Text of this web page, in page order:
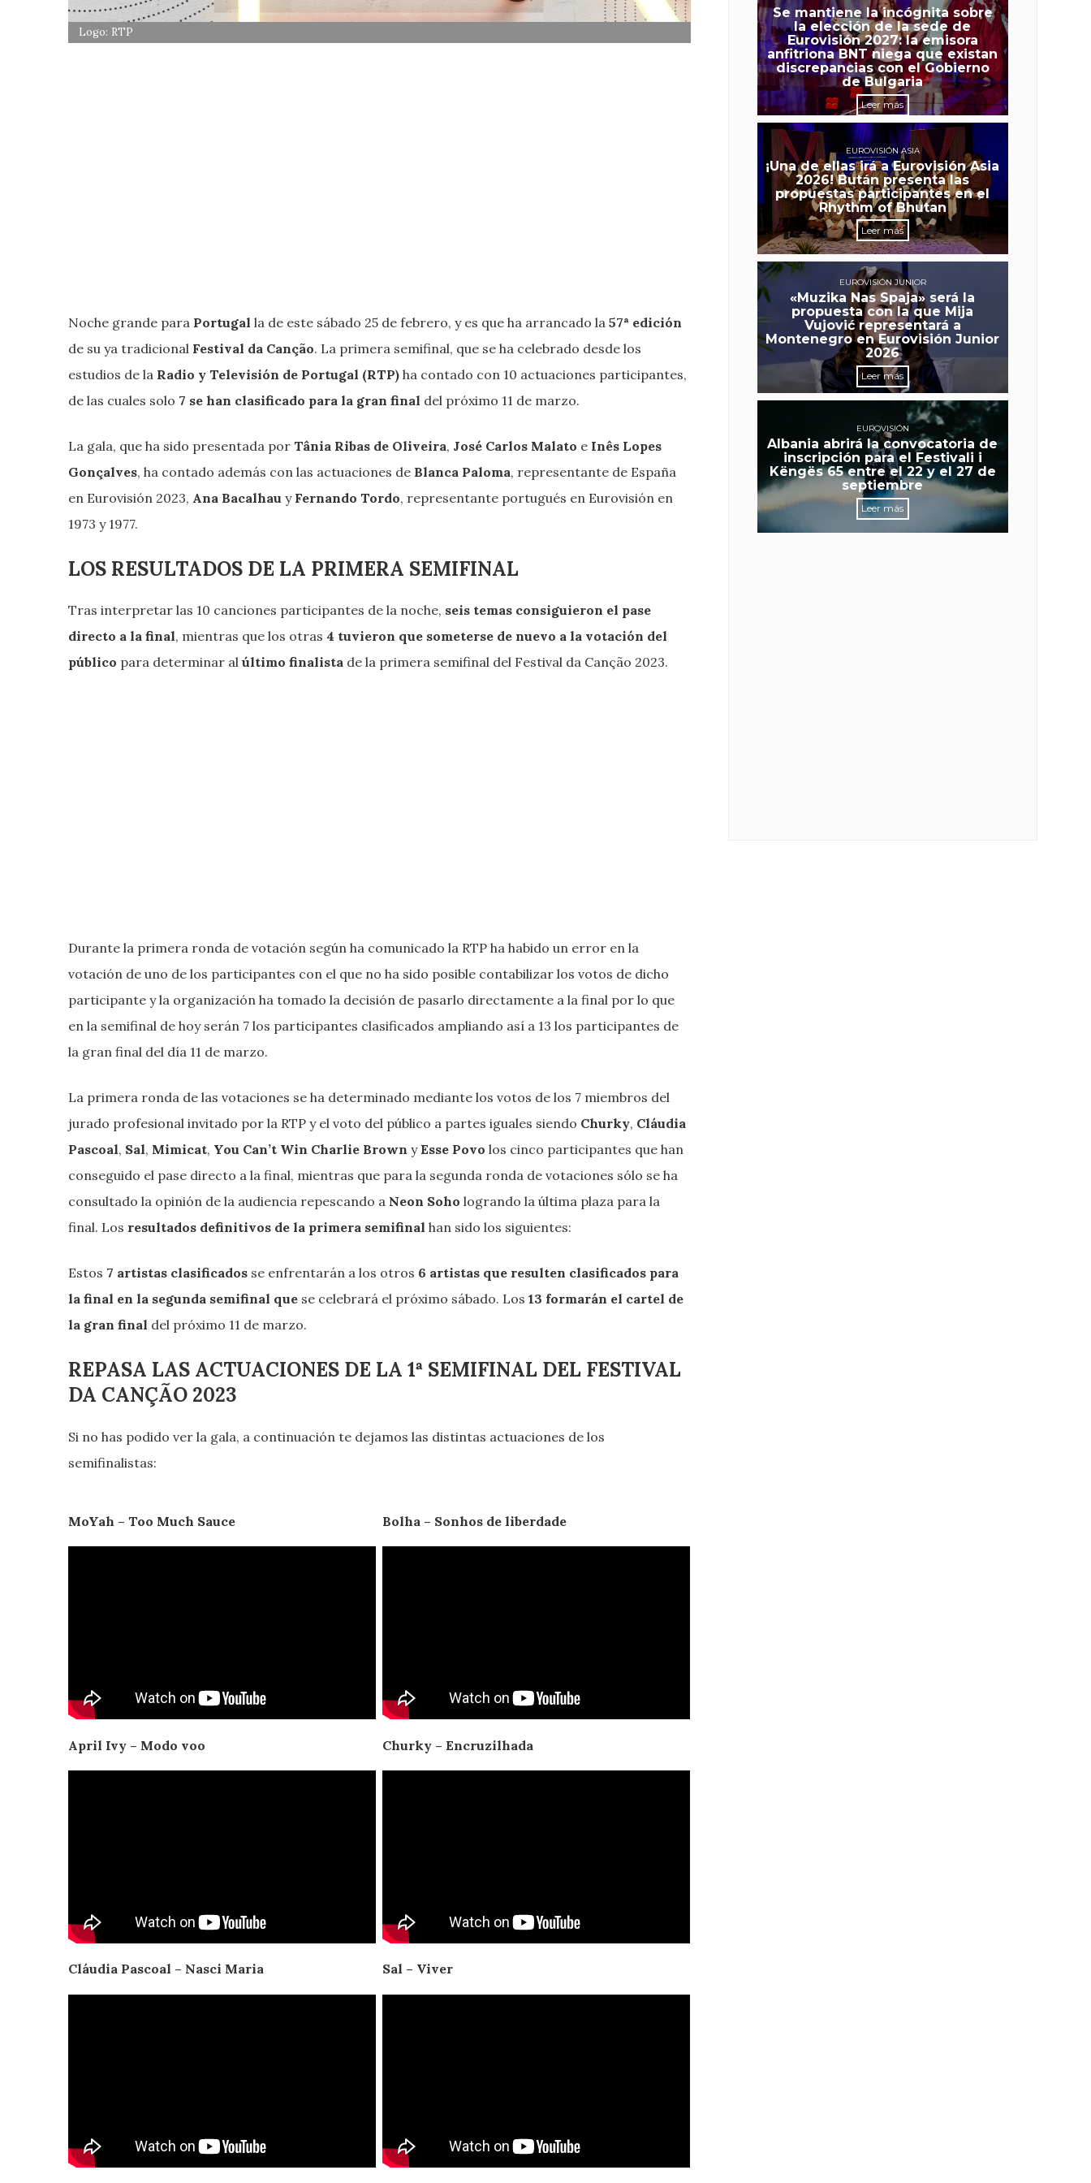
Logo: RTP
Noche grande para Portugal la de este sábado 25 de febrero, y es que ha arrancado la 57ª edición
de su ya tradicional Festival da Canção. La primera semifinal, que se ha celebrado desde los
estudios de la Radio y Televisión de Portugal (RTP) ha contado con 10 actuaciones participantes,
de las cuales solo 7 se han clasificado para la gran final del próximo 11 de marzo.
La gala, que ha sido presentada por Tânia Ribas de Oliveira, José Carlos Malato e Inês Lopes
Gonçalves, ha contado además con las actuaciones de Blanca Paloma, representante de España
en Eurovisión 2023, Ana Bacalhau y Fernando Tordo, representante portugués en Eurovisión en
1973 y 1977.
LOS RESULTADOS DE LA PRIMERA SEMIFINAL
Tras interpretar las 10 canciones participantes de la noche, seis temas consiguieron el pase
directo a la final, mientras que los otras 4 tuvieron que someterse de nuevo a la votación del
público para determinar al último finalista de la primera semifinal del Festival da Canção 2023.
Durante la primera ronda de votación según ha comunicado la RTP ha habido un error en la
votación de uno de los participantes con el que no ha sido posible contabilizar los votos de dicho
participante y la organización ha tomado la decisión de pasarlo directamente a la final por lo que
en la semifinal de hoy serán 7 los participantes clasificados ampliando así a 13 los participantes de
la gran final del día 11 de marzo.
La primera ronda de las votaciones se ha determinado mediante los votos de los 7 miembros del
jurado profesional invitado por la RTP y el voto del público a partes iguales siendo Churky, Cláudia
Pascoal, Sal, Mimicat, You Can’t Win Charlie Brown yEsse Povo los cinco participantes que han
conseguido el pase directo a la final, mientras que para la segunda ronda de votaciones sólo se ha
consultado la opinión de la audiencia repescando a Neon Soho logrando la última plaza para la
final. Los resultados definitivos de la primera semifinal han sido los siguientes:
Estos 7 artistas clasificados se enfrentarán a los otros 6 artistas que resulten clasificados para
la final en la segunda semifinal que se celebrará el próximo sábado. Los 13 formarán el cartel de
la gran final del próximo 11 de marzo.
REPASA LAS ACTUACIONES DE LA 1ª SEMIFINAL DEL FESTIVAL
DA CANÇÃO 2023
Si no has podido ver la gala, a continuación te dejamos las distintas actuaciones de los
semifinalistas:
MoYah – Too Much Sauce
April Ivy – Modo voo
Cláudia Pascoal – Nasci Maria
Bolha – Sonhos de liberdade
Churky – Encruzilhada
Sal – Viver
Se mantiene la incógnita sobre
la elección de la sede de
Eurovisión 2027: la emisora
anfitriona BNT niega que existan
discrepancias con el Gobierno
de Bulgaria
Leer más
EUROVISIÓN ASIA
¡Una de ellas irá a Eurovisión Asia
2026! Bután presenta las
propuestas participantes en el
Rhythm of Bhutan
Leer más
EUROVISIÓN JUNIOR
«Muzika Nas Spaja» será la
propuesta con la que Mija
Vujović representará a
Montenegro en Eurovisión Junior
2026
Leer más
EUROVISIÓN
Albania abrirá la convocatoria de
inscripción para el Festivali i
Këngës 65 entre el 22 y el 27 de
septiembre
Leer más